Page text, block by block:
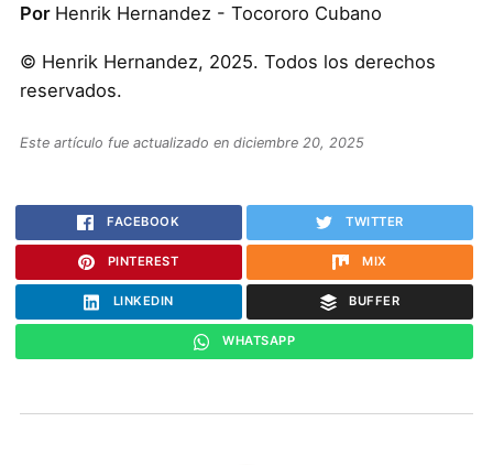
Por Henrik Hernandez - Tocororo Cubano
© Henrik Hernandez, 2025. Todos los derechos
reservados.
Este artículo fue actualizado en diciembre 20, 2025
FACEBOOK TWITTER
PINTEREST MIX
LINKEDIN BUFFER
WHATSAPP